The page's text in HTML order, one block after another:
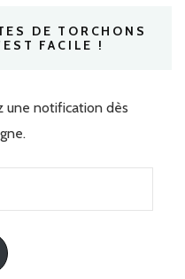
DE TORCHONS
FACILE !
une notification dès